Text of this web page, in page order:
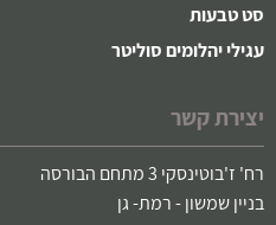
סט טבעות
עגילי יהלומים סוליטר
יצירת קשר
רח' ז'בוטינסקי 3 מתחם הבורסה
בניין שמשון - רמת- גן